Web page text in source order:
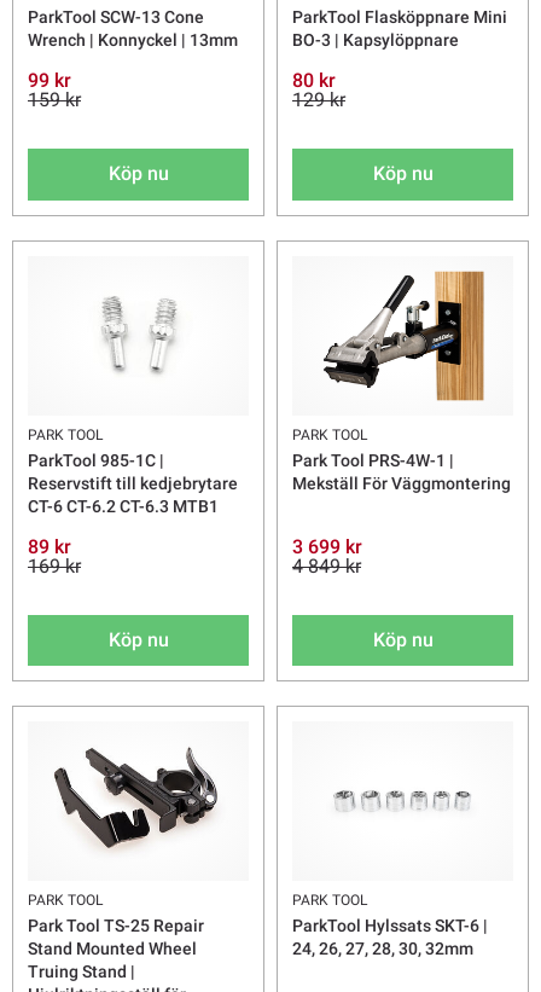
ParkTool SCW-13 Cone
Wrench | Konnyckel | 13mm
99 kr
159 kr
Köp nu
ParkTool Flasköppnare Mini
BO-3 | Kapsylöppnare
80 kr
129 kr
Köp nu
PARK TOOL
ParkTool 985-1C |
Reservstift till kedjebrytare
CT-6 CT-6.2 CT-6.3 MTB1
89 kr
169 kr
Köp nu
PARK TOOL
Park Tool PRS-4W-1 |
Mekställ För Väggmontering
3 699 kr
4 849 kr
Köp nu
PARK TOOL
Park Tool TS-25 Repair
Stand Mounted Wheel
Truing Stand |
PARK TOOL
ParkTool Hylssats SKT-6 |
24, 26, 27, 28, 30, 32mm